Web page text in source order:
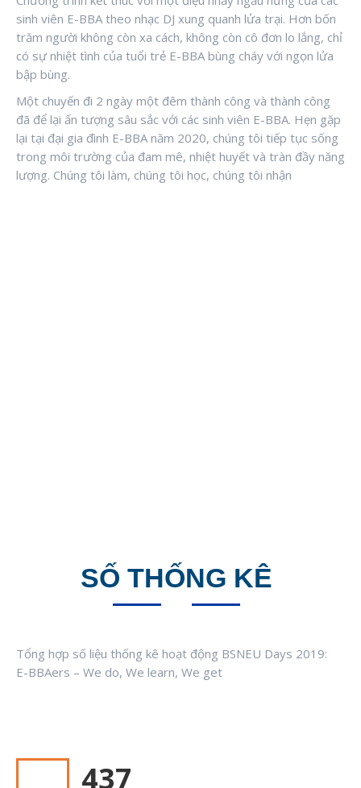
sinh viên E-BBA theo nhạc DJ xung quanh lửa trại. Hơn bốn
trăm người không còn xa cách, không còn cô đơn lo lắng, chỉ
có sự nhiệt tình của tuổi trẻ E-BBA bùng cháy với ngọn lửa
bập bùng.
Một chuyến đi 2 ngày một đêm thành công và thành công
đã để lại ấn tượng sâu sắc với các sinh viên E-BBA. Hẹn gặp
lại tại đại gia đình E-BBA năm 2020, chúng tôi tiếp tục sống
trong môi trường của đam mê, nhiệt huyết và tràn đầy năng
lượng. Chúng tôi làm, chúng tôi học, chúng tôi nhận
SỐ THỐNG KÊ
Tổng hợp số liệu thống kê hoạt động BSNEU Days 2019:
E-BBAers – We do, We learn, We get
446